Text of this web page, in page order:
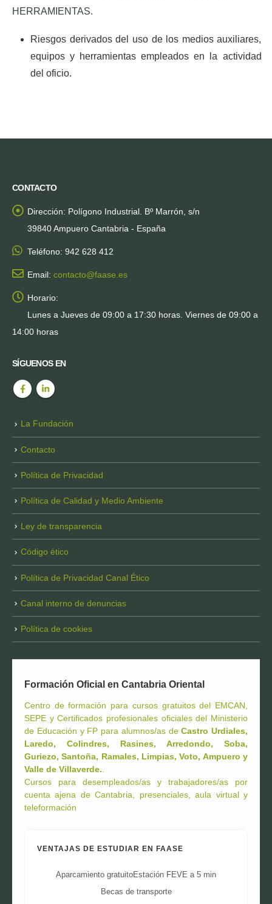
HERRAMIENTAS.
Riesgos derivados del uso de los medios auxiliares,
equipos y herramientas empleados en la actividad
del oficio.
CONTACTO
Dirección: Polígono Industrial. Bº Marrón, s/n
39840 Ampuero Cantabria - España
Teléfono: 942 628 412
Email: contacto@faase.es
Horario:
Lunes a Jueves de 09:00 a 17:30 horas. Viernes de 09:00 a
14:00 horas
SÍGUENOS EN
La Fundación
Contacto
Política de Privacidad
Política de Calidad y Medio Ambiente
Ley de transparencia
Código ético
Política de Privacidad Canal Ético
Canal interno de denuncias
Política de cookies
Formación Oficial en Cantabria Oriental
Centro de formación para cursos gratuitos del EMCAN,
SEPE y Certificados profesionales oficiales del Ministerio
de Educación y FP para alumnos/as deCastro Urdiales,
Laredo, Colindres, Rasines, Arredondo, Soba,
Guriezo, Santoña, Ramales, Limpias, Voto, Ampuero y
Valle de Villaverde..
Cursos para desempleados/as y trabajadores/as por
cuenta ajena de Cantabria, presenciales, aula virtual y
teleformación
VENTAJAS DE ESTUDIAR EN FAASE
Aparcamiento gratuitoEstación FEVE a 5 min
Becas de transporte